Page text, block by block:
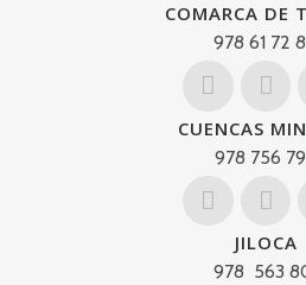
COMARCA DE
978 61 72
CUENCAS
978 756
JILOCA
978 563